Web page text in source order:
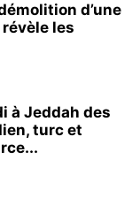
d’une
les
à Jeddah des
turc et